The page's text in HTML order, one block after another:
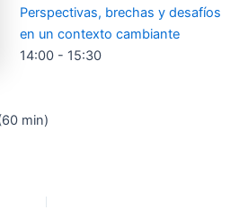
Perspectivas, brechas y desafíos
en un contexto cambiante
14:00 - 15:30
min)